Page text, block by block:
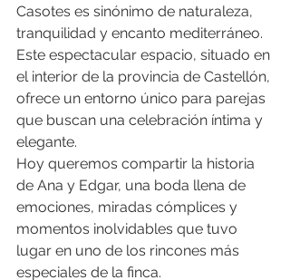
Casotes es sinónimo de naturaleza,
tranquilidad y encanto mediterráneo.
Este espectacular espacio, situado en
el interior de la provincia de Castellón,
ofrece un entorno único para parejas
que buscan una celebración íntima y
elegante.
Hoy queremos compartir la historia
de Ana y Edgar, una boda llena de
emociones, miradas cómplices y
momentos inolvidables que tuvo
lugar en uno de los rincones más
especiales de la finca.